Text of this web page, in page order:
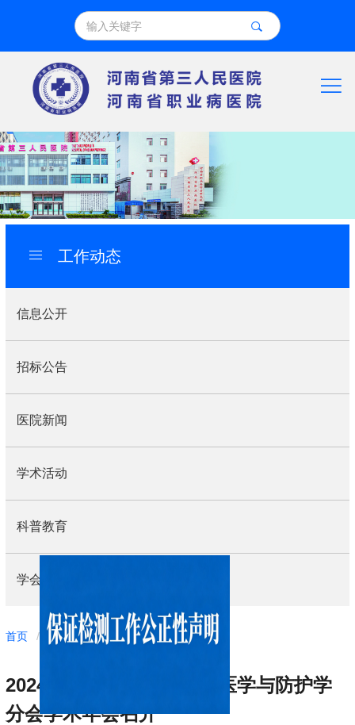
工作动态
信息公开
招标公告
医院新闻
学术活动
科普教育
学会动态
导
痕
迹
首页 / 工作动态 / 医院新闻
2024年河南省医学会放射医学与防护学
分会学术年会召开